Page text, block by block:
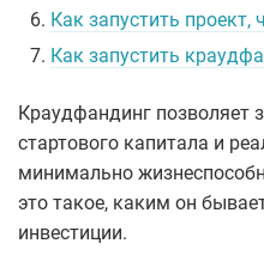
6. Как запустить проект,
7. Как запустить
Краудфандинг позволяет
стартового капитала и
минимально
это такое, каким он
инвестиции.